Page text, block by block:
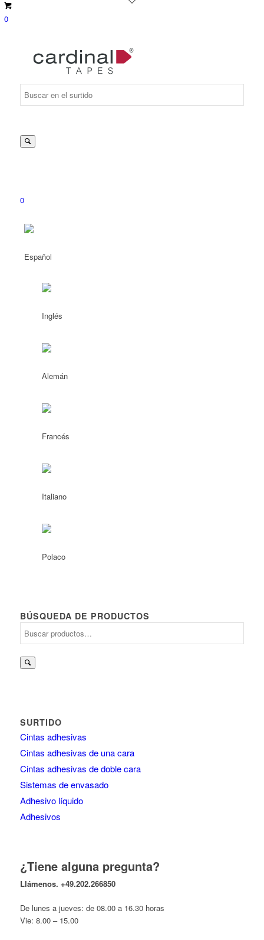
0
Suche
0
BÚSQUEDA DE PRODUCTOS
SURTIDO
Cintas adhesivas
Cintas adhesivas de una cara
Cintas adhesivas de doble cara
Sistemas de envasado
Adhesivo líquido
Adhesivos
¿Tiene alguna pregunta?
Llámenos. +49.202.266850
De lunes a jueves: de 08.00 a 16.30 horas
Vie: 8.00 – 15.00